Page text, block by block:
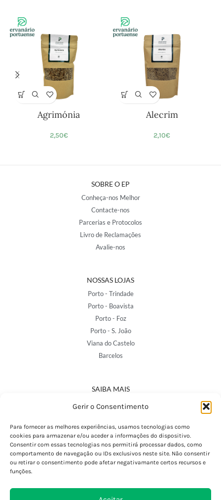
Gerir o Consentimento
Para fornecer as melhores experiências, usamos tecnologias como
cookies para armazenar e/ou aceder a informações do dispositivo.
Consentir com essas tecnologias nos permitirá processar dados, como
comportamento de navegação ou IDs exclusivos neste site. Não consentir
ou retirar o consentimento pode afetar negativamante certos recursos e
funções.
Agrimónia
2,50€
Alecrim
2,10€
SOBRE O EP
Conheça-nos Melhor
Contacte-nos
Parcerias e Protocolos
Livro de Reclamações
Avalie-nos
NOSSAS LOJAS
Porto - Trindade
Porto - Boavista
Porto - Foz
Porto - S. João
Viana do Castelo
Barcelos
SAIBA MAIS
Política de Privacidade
Termos e Condições
Perguntas Frequentes
Custos de Envio
Encomendas Internacionais
Devoluções e Trocas